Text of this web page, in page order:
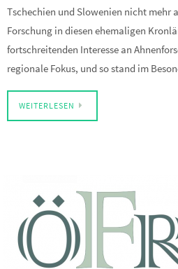
Tschechien und Slowenien nicht mehr
Forschung in diesen ehemaligen
fortschreitenden Interesse an
regionale Fokus, und so stand im
WEITERLESEN